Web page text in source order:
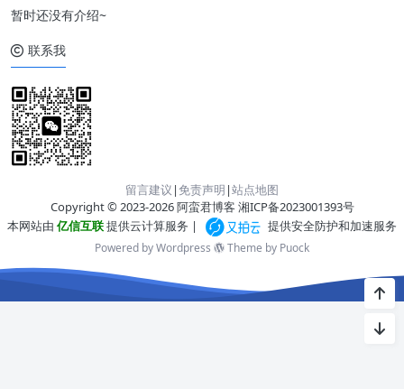
暂时还没有介绍~
联系我
留言建议 |免责声明 |站点地图
Copyright © 2023-2026 阿蛮君博客 湘ICP备2023001393号
本网站由 亿信互联提供云计算服务 | 提供安全防护和加速服务
Powered by Wordpress Theme by Puock